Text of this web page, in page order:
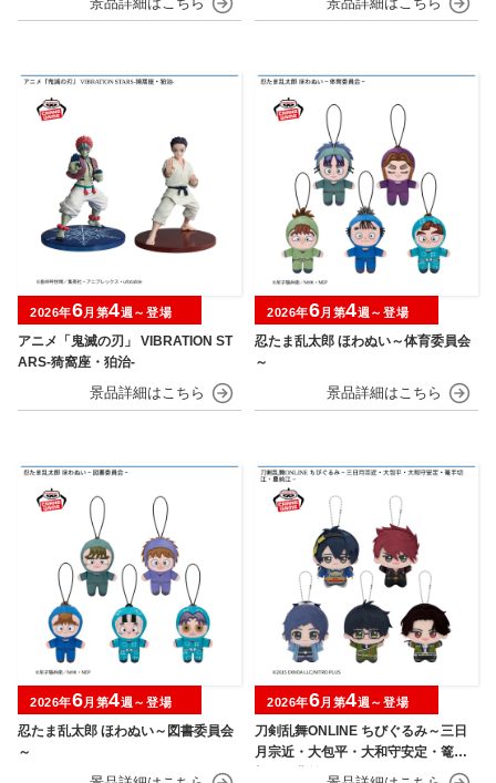
アニメ「鬼滅の刃」 VIBRATION ST
ARS-猗窩座・狛治-
2026年6月第4週～登場
忍たま乱太郎 ほわぬい～体育委員会
～
2026年6月第4週～登場
忍たま乱太郎 ほわぬい～図書委員会
～
2026年6月第4週～登場
刀剣乱舞ONLINE ちびぐるみ～三日
月宗近・大包平・大和守安定・篭手
切江・豊前江～
2026年6月第4週～登場